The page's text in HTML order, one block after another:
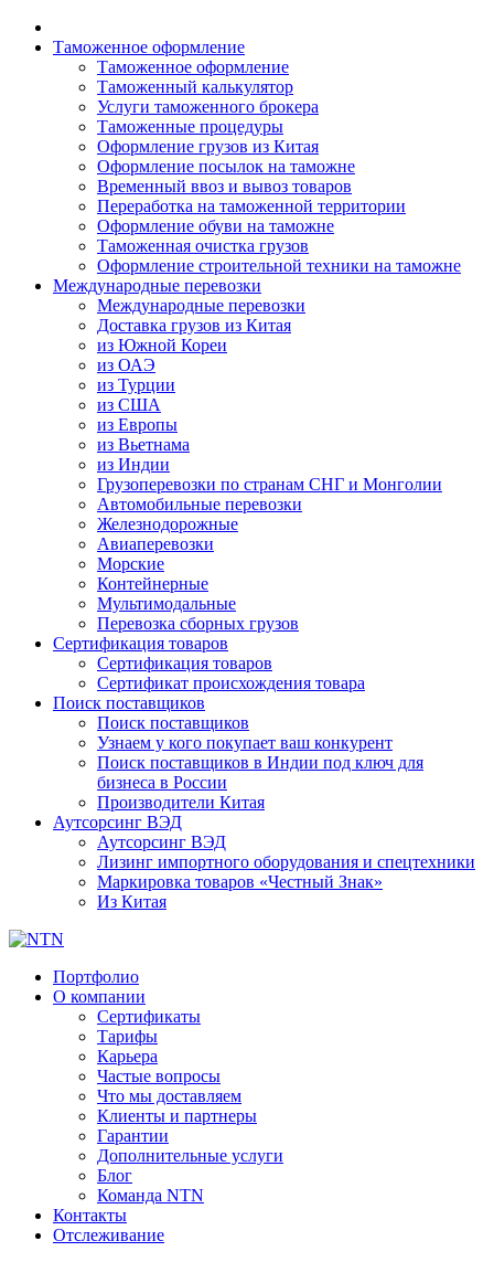
Таможенное оформление
Таможенное оформление
Таможенный калькулятор
Услуги таможенного брокера
Таможенные процедуры
Оформление грузов из Китая
Оформление посылок на таможне
Временный ввоз и вывоз товаров
Переработка на таможенной территории
Оформление обуви на таможне
Таможенная очистка грузов
Оформление строительной техники на таможне
Международные перевозки
Международные перевозки
Доставка грузов из Китая
из Южной Кореи
из ОАЭ
из Турции
из США
из Европы
из Вьетнама
из Индии
Грузоперевозки по странам СНГ и Монголии
Автомобильные перевозки
Железнодорожные
Авиаперевозки
Морские
Контейнерные
Мультимодальные
Перевозка сборных грузов
Сертификация товаров
Сертификация товаров
Сертификат происхождения товара
Поиск поставщиков
Поиск поставщиков
Узнаем у кого покупает ваш конкурент
Поиск поставщиков в Индии под ключ для
бизнеса в России
Производители Китая
Аутсорсинг ВЭД
Аутсорсинг ВЭД
Лизинг импортного оборудования и спецтехники
Маркировка товаров «Честный Знак»
Из Китая
Портфолио
О компании
Сертификаты
Тарифы
Карьера
Частые вопросы
Что мы доставляем
Клиенты и партнеры
Гарантии
Дополнительные услуги
Блог
Команда NTN
Контакты
Отслеживание